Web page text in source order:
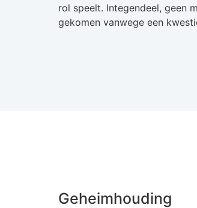
rol speelt. Integendeel, geen
gekomen vanwege een
Geheimhouding